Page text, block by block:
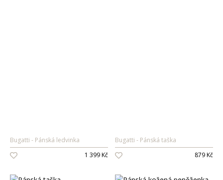
Bugatti
Pánská ledvinka
1 399 Kč
Bugatti
Pánská taška
879 Kč